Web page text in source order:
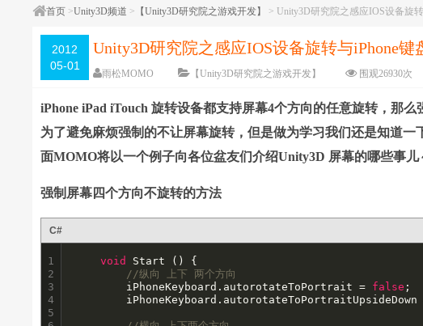
首页 >Unity3D频道 > 【Unity3D研究院之游戏开发】 > Unity3D研究院之感应IOS设备旋
2012
05-01
Unity3D研究院之感应IOS设备旋转与iPhone键
雨松MOMO 【Unity3D研究院之游戏开发】 围观26930次
iPhone iPad iTouch 旋转设备都支持屏幕4个方向的任意旋转，那
为了避免麻烦强制的不让屏幕旋转，但是做为学习我们还是知道
面MOMO将以一个例子向各位盆友们介绍Unity3D 屏幕的哪些事儿
强制屏幕四个方向不旋转的方法
C#
1
2
3
4
5
void
Start () {
//纵向 上下 两个方向
		iPhoneKeyboard.autorotateToPortrait =
false ;
iPhoneKeyboard.autorotateToPortraitUpsideDown